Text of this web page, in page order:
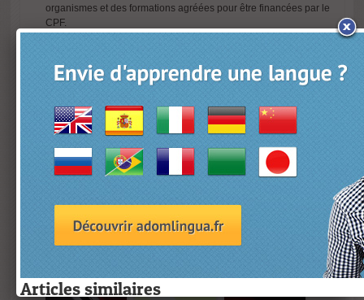
organismes et des formations agréées pour être financées par le
CPF.
Ces formations sont qualifiantes : elles sont sanctionnées par des
accompagnement à la validation des acquis de l’expérience (VAE).
Informez-vous des conditions, des débouchés, du nombre d’heures
liés à chacun des programmes qui vous intéressent et confrontez ces
informations avec le point de vue de vos interlocuteurs.
Souvenez-vous que votre intérêt est d’apporter à cette gestion de
votre CPF une vraie réflexion et de l’utiliser sans réserve, pour un vrai
projet. C’est peut-être la clé de votre avenir !
L’anglais, l espagnol, l’allemand et le FLE sont éligibles au CPF
anglais
Articles similaires